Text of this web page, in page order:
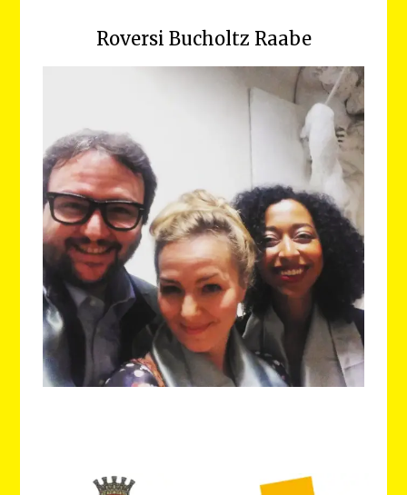
Roversi Bucholtz Raabe